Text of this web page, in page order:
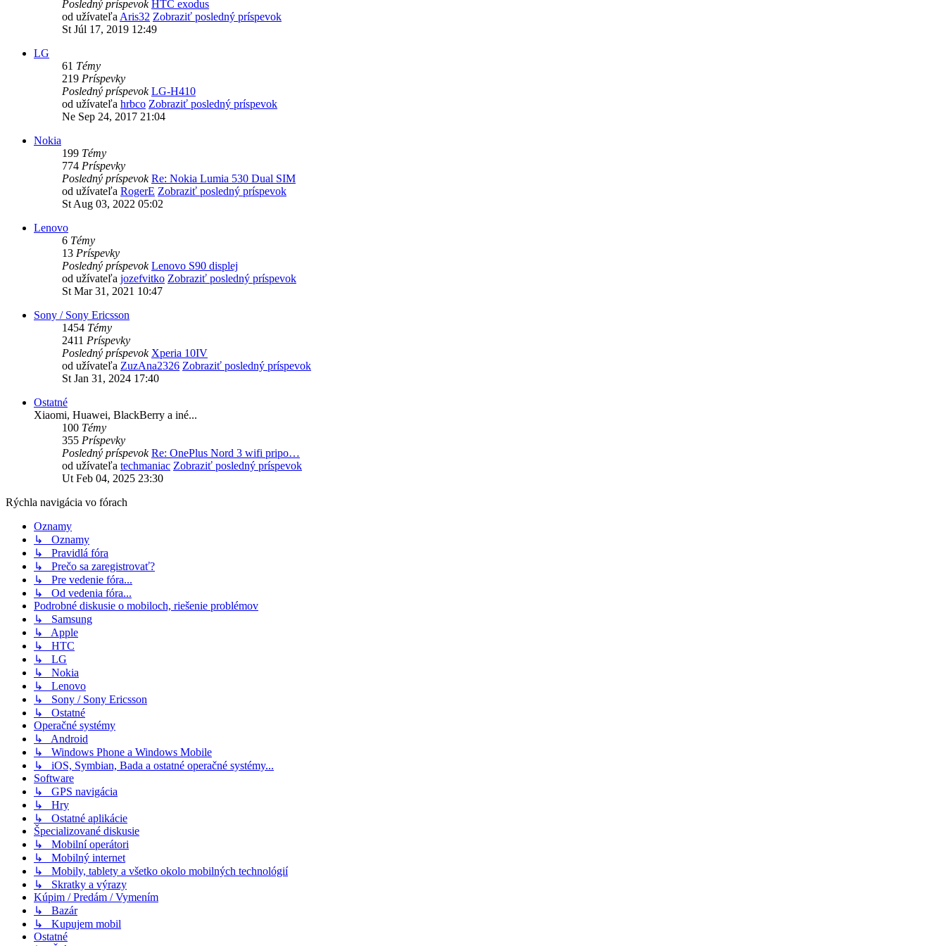
Posledný príspevok HTC exodus
od užívateľa Aris32 Zobraziť posledný príspevok
St Júl 17, 2019 12:49
LG
61 Témy
219 Príspevky
Posledný príspevok LG-H410
od užívateľa hrbco Zobraziť posledný príspevok
Ne Sep 24, 2017 21:04
Nokia
199 Témy
774 Príspevky
Posledný príspevok Re: Nokia Lumia 530 Dual SIM
od užívateľa RogerE Zobraziť posledný príspevok
St Aug 03, 2022 05:02
Lenovo
6 Témy
13 Príspevky
Posledný príspevok Lenovo S90 displej
od užívateľa jozefvitko Zobraziť posledný príspevok
St Mar 31, 2021 10:47
Sony / Sony Ericsson
1454 Témy
2411 Príspevky
Posledný príspevok Xperia 10IV
od užívateľa ZuzAna2326 Zobraziť posledný príspevok
St Jan 31, 2024 17:40
Ostatné
Xiaomi, Huawei, BlackBerry a iné...
100 Témy
355 Príspevky
Posledný príspevok Re: OnePlus Nord 3 wifi pripo…
od užívateľa techmaniac Zobraziť posledný príspevok
Ut Feb 04, 2025 23:30
Rýchla navigácia vo fórach
Oznamy
↳ Oznamy
↳ Pravidlá fóra
↳ Prečo sa zaregistrovať?
↳ Pre vedenie fóra...
↳ Od vedenia fóra...
Podrobné diskusie o mobiloch, riešenie problémov
↳ Samsung
↳ Apple
↳ HTC
↳ LG
↳ Nokia
↳ Lenovo
↳ Sony / Sony Ericsson
↳ Ostatné
Operačné systémy
↳ Android
↳ Windows Phone a Windows Mobile
↳ iOS, Symbian, Bada a ostatné operačné systémy...
Software
↳ GPS navigácia
↳ Hry
↳ Ostatné aplikácie
Špecializované diskusie
↳ Mobilní operátori
↳ Mobilný internet
↳ Mobily, tablety a všetko okolo mobilných technológií
↳ Skratky a výrazy
Kúpim / Predám / Vymením
↳ Bazár
↳ Kupujem mobil
Ostatné